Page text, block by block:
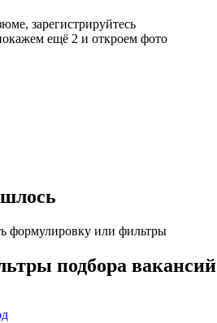
зарегистрируйтесь
ещё 2 и откроем фото
формулировку или фильтры
подбора вакансий